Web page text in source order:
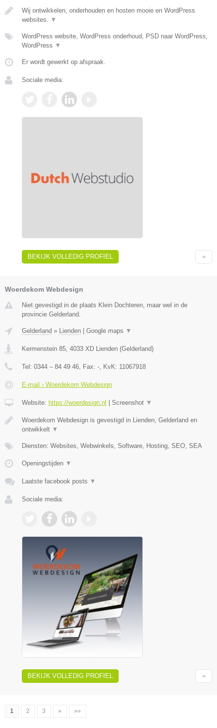
Wij ontwikkelen, onderhouden en hosten mooie en WordPress
websites. ▼
WordPress website, WordPress onderhoud, PSD naar WordPress,
WordPress ▼
Er wordt gewerkt op afspraak.
Sociale media:
BEKIJK VOLLEDIG PROFIEL
Woerdekom Webdesign
Niet gevestigd in de plaats Klein Dochteren, maar wel in de
provincie Gelderland.
Gelderland » Lienden Google maps ▼
Kermenstein 85, 4033 XD Lienden (Gelderland)
Tel: 0344 – 84 49 46, Fax: -, KvK: 11067918
E-mail › Woerdekom Webdesign
Website: https://woerdesign.nl Screenshot ▼
Woerdekom Webdesign is gevestigd in Lienden, Gelderland en
ontwikkelt ▼
Diensten: Websites, Webwinkels, Software, Hosting, SEO, SEA
Openingstijden ▼
Laatste facebook posts ▼
Sociale media:
BEKIJK VOLLEDIG PROFIEL
1 2 3 » »»